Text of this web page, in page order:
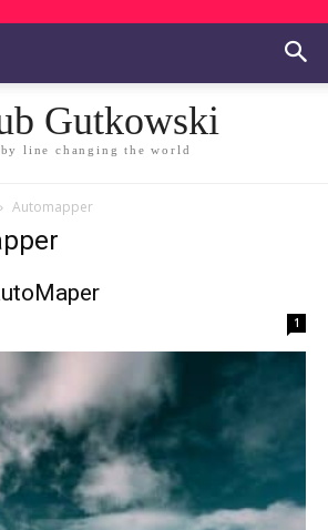
Gutkowski
line changing the world
Automapper
1